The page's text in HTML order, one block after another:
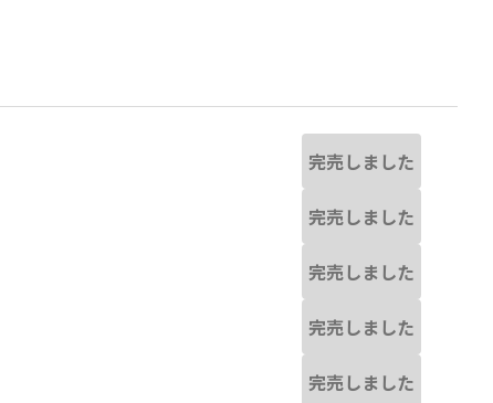
ライトグリーン
完売しました
完売しました
完売しました
完売しました
完売しました